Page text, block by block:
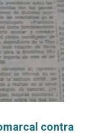
contra